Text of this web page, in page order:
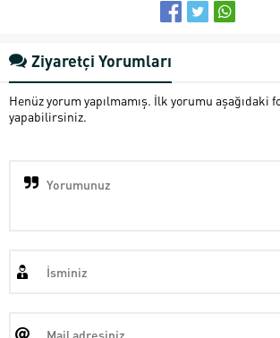
Ziyaretçi Yorumları
Henüz yorum yapılmamış. İlk yorumu aşağıdaki
yapabilirsiniz.